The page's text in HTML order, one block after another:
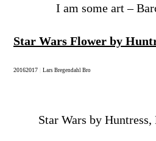
I am some art –
Star Wars Flower by
20162017 Lars Bregendahl Bro
Star Wars by